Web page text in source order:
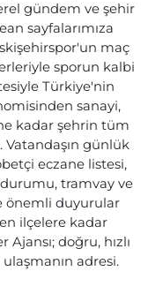
gündem ve şehir
sayfalarımıza
maç
sporun kalbi
Türkiye'nin
sanayi,
kadar şehrin tüm
günlük
eczane listesi,
tramvay ve
önemli duyurular
ilçelere kadar
doğru, hızlı
adresi.